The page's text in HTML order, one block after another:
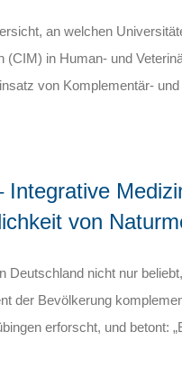
an welchen
(CIM) in Human- und
von Komplementär-
Integrative
von
Deutschland nicht nur
der Bevölkerung
erforscht, und betont: